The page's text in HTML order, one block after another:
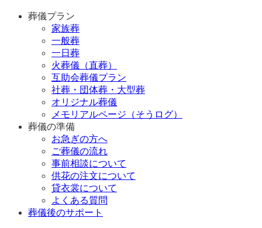
葬儀プラン
家族葬
一般葬
一日葬
火葬儀（直葬）
互助会葬儀プラン
社葬・団体葬・大型葬
オリジナル葬儀
メモリアルページ（そうログ）
葬儀の準備
お急ぎの方へ
ご葬儀の流れ
事前相談について
供花の注文について
貸衣裳について
よくある質問
葬儀後のサポート